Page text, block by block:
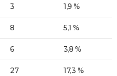
3 1,9 %
8 5,1 %
6 3,8 %
27 17,3 %